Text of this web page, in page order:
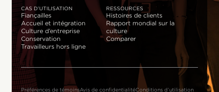
CAS D’UTILISATION
Fiançailles
Accueil et intégration
Culture d’entreprise
Conservation
Travailleurs hors ligne
RESSOURCES
Histoires de clients
Rapport mondial sur la
culture
Comparer
Préférences de témoinsAvis de confidentialitéConditions d’utilisation